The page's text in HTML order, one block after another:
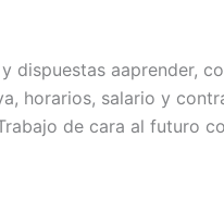
dispuestas aaprender,
horarios, salario y
de cara al futuro